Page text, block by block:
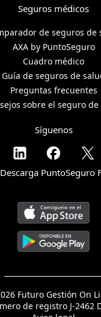
Seguros médicos
de seguros de
AXA by PuntoSeguro
Cuadro médico
Guía de seguros de
Preguntas frecuentes
sobre el seguro de
Síguenos
Descarga PuntoSeguro
Futuro Gestión On
de registro J-2462